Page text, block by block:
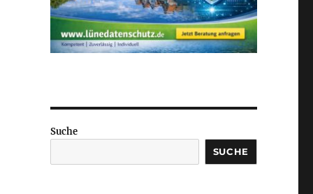
Suche
SUCHE